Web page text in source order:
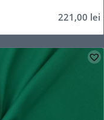
221,00 lei